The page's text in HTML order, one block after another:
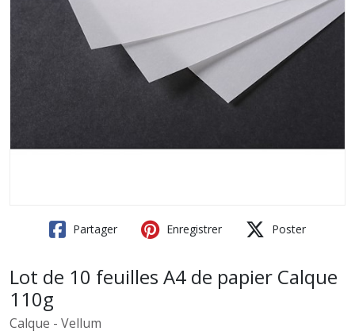
Partager Enregistrer Poster
Lot de 10 feuilles A4 de papier Calque
110g
Calque - Vellum